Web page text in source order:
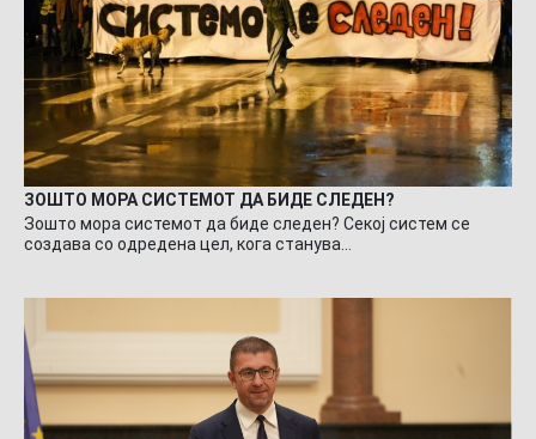
ЗОШТО МОРА СИСТЕМОТ ДА БИДЕ СЛЕДЕН?
Зошто мора системот да биде следен? Секој систем се
создава со одредена цел, кога станува…